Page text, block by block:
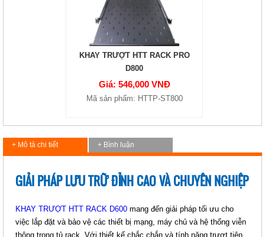
KHAY TRƯỢT HTT RACK PRO
D800
Giá: 546,000 VNĐ
Mã sản phẩm: HTTP-ST800
+ Mô tả chi tiết + Bình luận
GIẢI PHÁP LƯU TRỮ ĐỈNH CAO VÀ CHUYÊN NGHIỆP
KHAY TRƯỢT HTT RACK D600 mang đến giải pháp tối ưu cho
việc lắp đặt và bảo vệ các thiết bị mạng, máy chủ và hệ thống viễn
thông trong tủ rack. Với thiết kế chắc chắn và tính năng trượt tiện